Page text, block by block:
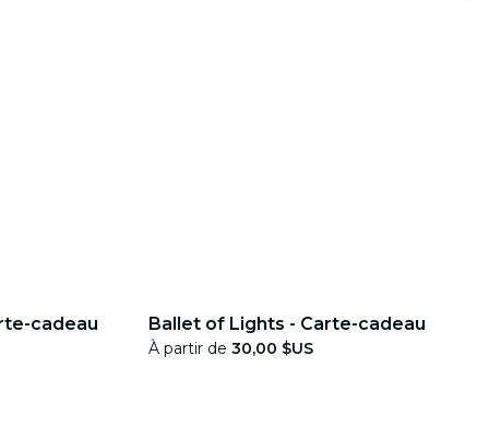
cadeau Ballet of Lights - Carte-cadeau
À partir de 30,00 $US